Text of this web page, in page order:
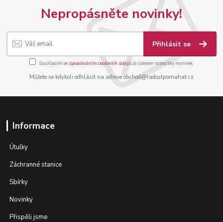
Nepropásněte novinky!
Přihlásit se
Souhlasím se zpracováním osobních údajů za účelem rozesílky novinek.
Můžete se kdykoli odhlásit na adrese obchod@radostpomahat.cz
Informace
Útulky
Záchranné stanice
Sbírky
Novinky
Přispěli jsme